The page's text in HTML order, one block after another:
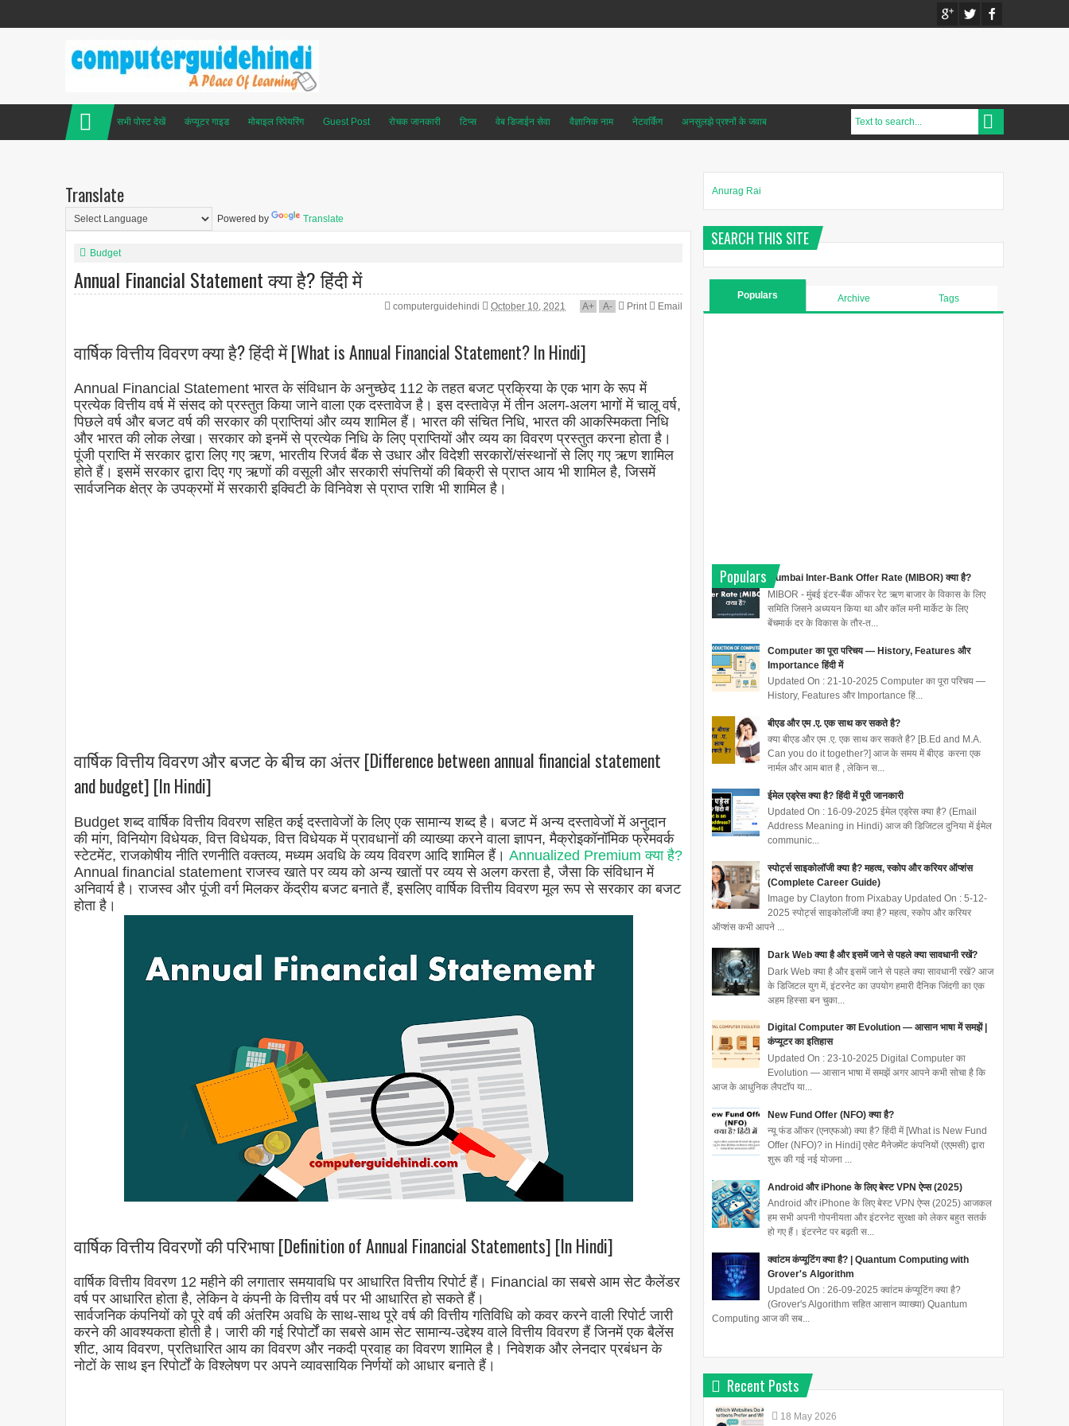
सभी पोस्ट देखें कंप्यूटर गाइड मोबाइल रिपेयरिंग Guest Post रोचक जानकारी टिप्स वेब डिजाईन सेवा वैज्ञानिक नाम नेटवर्किंग अनसुलझे प्रश्नों के जवाब
Translate
Powered by Translate
Budget
Annual Financial Statement क्या है? हिंदी में
computerguidehindi October 10, 2021 A+ A- Print Email
वार्षिक वित्तीय विवरण क्या है? हिंदी में [What is Annual Financial Statement? In Hindi]
Annual Financial Statement भारत के संविधान के अनुच्छेद 112 के तहत बजट प्रक्रिया के एक भाग के रूप में
प्रत्येक वित्तीय वर्ष में संसद को प्रस्तुत किया जाने वाला एक दस्तावेज है। इस दस्तावेज़ में तीन अलग-अलग भागों में चालू वर्ष,
पिछले वर्ष और बजट वर्ष की सरकार की प्राप्तियां और व्यय शामिल हैं। भारत की संचित निधि, भारत की आकस्मिकता निधि
और भारत की लोक लेखा। सरकार को इनमें से प्रत्येक निधि के लिए प्राप्तियों और व्यय का विवरण प्रस्तुत करना होता है।
पूंजी प्राप्ति में सरकार द्वारा लिए गए ऋण, भारतीय रिजर्व बैंक से उधार और विदेशी सरकारों/संस्थानों से लिए गए ऋण शामिल
होते हैं। इसमें सरकार द्वारा दिए गए ऋणों की वसूली और सरकारी संपत्तियों की बिक्री से प्राप्त आय भी शामिल है, जिसमें
सार्वजनिक क्षेत्र के उपक्रमों में सरकारी इक्विटी के विनिवेश से प्राप्त राशि भी शामिल है।
वार्षिक वित्तीय विवरण और बजट के बीच का अंतर [Difference between annual financial statement
and budget] [In Hindi]
Budget शब्द वार्षिक वित्तीय विवरण सहित कई दस्तावेजों के लिए एक सामान्य शब्द है। बजट में अन्य दस्तावेजों में अनुदान
की मांग, विनियोग विधेयक, वित्त विधेयक, वित्त विधेयक में प्रावधानों की व्याख्या करने वाला ज्ञापन, मैक्रोइकॉनॉमिक फ्रेमवर्क
स्टेटमेंट, राजकोषीय नीति रणनीति वक्तव्य, मध्यम अवधि के व्यय विवरण आदि शामिल हैं। Annualized Premium क्या है?
Annual financial statement राजस्व खाते पर व्यय को अन्य खातों पर व्यय से अलग करता है, जैसा कि संविधान में
अनिवार्य है। राजस्व और पूंजी वर्ग मिलकर केंद्रीय बजट बनाते हैं, इसलिए वार्षिक वित्तीय विवरण मूल रूप से सरकार का बजट
होता है।
वार्षिक वित्तीय विवरणों की परिभाषा [Definition of Annual Financial Statements] [In Hindi]
वार्षिक वित्तीय विवरण 12 महीने की लगातार समयावधि पर आधारित वित्तीय रिपोर्ट हैं। Financial का सबसे आम सेट कैलेंडर
वर्ष पर आधारित होता है, लेकिन वे कंपनी के वित्तीय वर्ष पर भी आधारित हो सकते हैं।
सार्वजनिक कंपनियों को पूरे वर्ष की अंतरिम अवधि के साथ-साथ पूरे वर्ष की वित्तीय गतिविधि को कवर करने वाली रिपोर्ट जारी
करने की आवश्यकता होती है। जारी की गई रिपोर्टों का सबसे आम सेट सामान्य-उद्देश्य वाले वित्तीय विवरण हैं जिनमें एक बैलेंस
शीट, आय विवरण, प्रतिधारित आय का विवरण और नकदी प्रवाह का विवरण शामिल है। निवेशक और लेनदार प्रबंधन के
नोटों के साथ इन रिपोर्टों के विश्लेषण पर अपने व्यावसायिक निर्णयों को आधार बनाते हैं।
Anurag Rai
SEARCH THIS SITE
Populars Archive Tags
Populars
Mumbai Inter-Bank Offer Rate (MIBOR) क्या है?
MIBOR - मुंबई इंटर-बैंक ऑफर रेट ऋण बाजार के विकास के लिए
समिति जिसने अध्ययन किया था और कॉल मनी मार्केट के लिए
बेंचमार्क दर के विकास के तौर-त...
Computer का पूरा परिचय — History, Features और
Importance हिंदी में
Updated On : 21-10-2025 Computer का पूरा परिचय —
History, Features और Importance हिं...
बीएड और एम .ए. एक साथ कर सकते है?
क्या बीएड और एम .ए. एक साथ कर सकते है? [B.Ed and M.A.
Can you do it together?] आज के समय में बीएड करना एक
नार्मल और आम बात है , लेकिन स...
ईमेल एड्रेस क्या है? हिंदी में पूरी जानकारी
Updated On : 16-09-2025 ईमेल एड्रेस क्या है? (Email
Address Meaning in Hindi) आज की डिजिटल दुनिया में ईमेल
communic...
स्पोर्ट्स साइकोलॉजी क्या है? महत्व, स्कोप और करियर ऑप्शंस
(Complete Career Guide)
Image by Clayton from Pixabay Updated On : 5-12-
2025 स्पोर्ट्स साइकोलॉजी क्या है? महत्व, स्कोप और करियर
ऑप्शंस कभी आपने ...
Dark Web क्या है और इसमें जाने से पहले क्या सावधानी रखें?
Dark Web क्या है और इसमें जाने से पहले क्या सावधानी रखें? आज
के डिजिटल युग में, इंटरनेट का उपयोग हमारी दैनिक जिंदगी का एक
अहम हिस्सा बन चुका...
Digital Computer का Evolution — आसान भाषा में समझें |
कंप्यूटर का इतिहास
Updated On : 23-10-2025 Digital Computer का
Evolution — आसान भाषा में समझें अगर आपने कभी सोचा है कि
आज के आधुनिक लैपटॉप या...
New Fund Offer (NFO) क्या है?
न्यू फंड ऑफर (एनएफओ) क्या है? हिंदी में [What is New Fund
Offer (NFO)? in Hindi] एसेट मैनेजमेंट कंपनियों (एएमसी) द्वारा
शुरू की गई नई योजना ...
Android और iPhone के लिए बेस्ट VPN ऐप्स (2025)
Android और iPhone के लिए बेस्ट VPN ऐप्स (2025) आजकल
हम सभी अपनी गोपनीयता और इंटरनेट सुरक्षा को लेकर बहुत सतर्क
हो गए हैं। इंटरनेट पर बढ़ती स...
क्वांटम कंप्यूटिंग क्या है? | Quantum Computing with
Grover's Algorithm
Updated On : 26-09-2025 क्वांटम कंप्यूटिंग क्या है?
(Grover's Algorithm सहित आसान व्याख्या) Quantum
Computing आज की सब...
Recent Posts
18 May 2026